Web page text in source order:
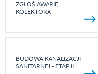
ZGŁOŚ AWARIĘ
KOLEKTORA
BUDOWA KANALIZACJI
SANITARNEJ - ETAP II